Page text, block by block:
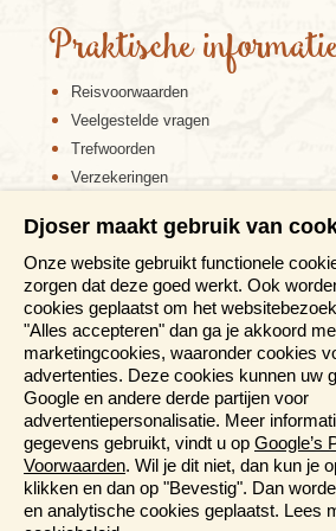
zelf in Koreaanse klederdracht op de
kunnen ook lunchen in dit gedeelte
Buyeo is vandaag in de middag de
stadje gelegen tussen rijstvelden en
van 538 tot 660 de hoofdstad
koninkrijk. Hier vind je verschillende
bergfort Busosanseong waar je een
verder liggen de ruïnes van de
Na een overnachting in de moderne
we richting Seoul.
Praktische
Reisvoorwaarden
Veelgestelde vragen
Trefwoorden
Verzekeringen
Disclaimer
Cookiebeleid
Privacy verklaring
Reis en boek met Djoser zekerheid
Meer weten?
Brochures aanvragen
Informatiedagen
Magazine
Aanmelden nieuwsbrief
Djoser maakt gebruik van
Onze website gebruikt functionele
zorgen dat deze goed werkt. Ook
cookies geplaatst om het
"Alles accepteren" dan ga je akkoord
marketingcookies, waaronder cookies
advertenties. Deze cookies kunnen uw
Google en andere derde partijen voor
advertentiepersonalisatie. Meer
gegevens gebruikt, vindt u op Google’s
Voorwaarden. Wil je dit niet, dan kun je
klikken en dan op "Bevestig". Dan
en analytische cookies geplaatst. Lees